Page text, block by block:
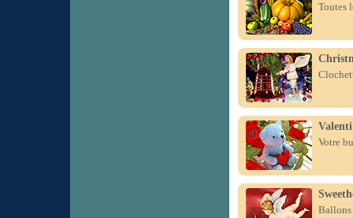
Toutes
Votre
Ballons